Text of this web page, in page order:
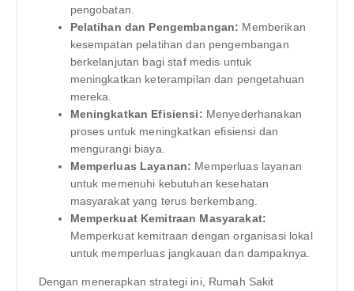
pengobatan.
Pelatihan dan Pengembangan: Memberikan
kesempatan pelatihan dan pengembangan
berkelanjutan bagi staf medis untuk
meningkatkan keterampilan dan pengetahuan
mereka.
Meningkatkan Efisiensi: Menyederhanakan
proses untuk meningkatkan efisiensi dan
mengurangi biaya.
Memperluas Layanan: Memperluas layanan
untuk memenuhi kebutuhan kesehatan
masyarakat yang terus berkembang.
Memperkuat Kemitraan Masyarakat:
Memperkuat kemitraan dengan organisasi lokal
untuk memperluas jangkauan dan dampaknya.
Dengan menerapkan strategi ini, Rumah Sakit